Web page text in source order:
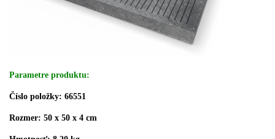
Parametre produktu:
Číslo položky: 66551
Rozmer: 50 x 50 x 4 cm